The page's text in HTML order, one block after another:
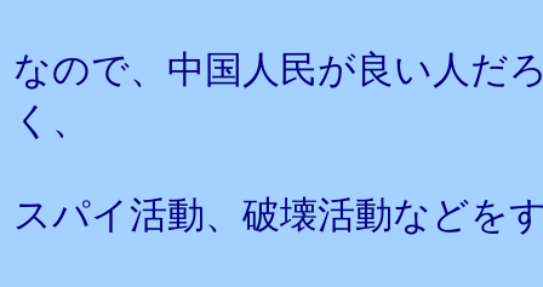
なので、中国人民が良い人だ
く、
スパイ活動、破壊活動などを